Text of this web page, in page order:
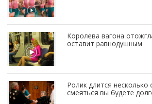
Королева вагона
оставит равнодушным
Ролик длится несколько
смеяться вы будете